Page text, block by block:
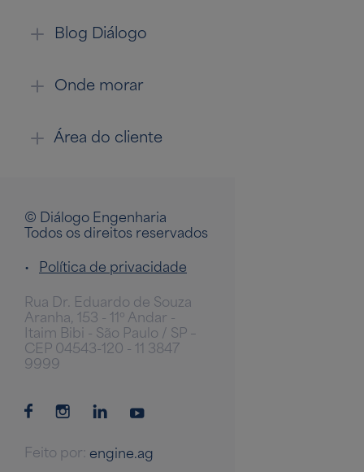
Blog Diálogo
Onde morar
Área do cliente
© Diálogo Engenharia
Todos os direitos reservados
• Política de privacidade
Rua Dr. Eduardo de Souza
Aranha, 153 - 11º Andar -
Itaim Bibi - São Paulo / SP –
CEP 04543-120 - 11 3847
9999
Feito por: engine.ag